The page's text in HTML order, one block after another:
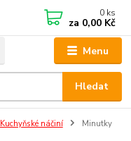
Menu
Hledat
0 ks
za 0,00 Kč
Kuchyňské náčiní Minutky